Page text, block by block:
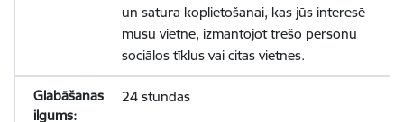
un satura koplietošanai, kas jūs interesē
mūsu vietnē, izmantojot trešo personu
sociālos tīklus vai citas vietnes.
24 stundas